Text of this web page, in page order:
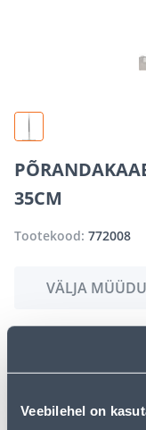
Veebilehel on
35CM
Tootekood: 772008
VÄLJA
Vabandame, kuid
hetkel suure
tootekategooriast